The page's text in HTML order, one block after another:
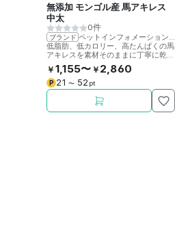
無添加 モンゴル産 馬アキレス
中太
0件
ブランド
ペットインフォメーションラック
低脂肪、低カロリー、高たんぱくの馬
アキレスを素材そのままに丁寧に乾燥
させました。噛むことで歯の健康をサ
ポート。
￥ 1,155〜 ￥ 2,860
P 21 〜 52 pt